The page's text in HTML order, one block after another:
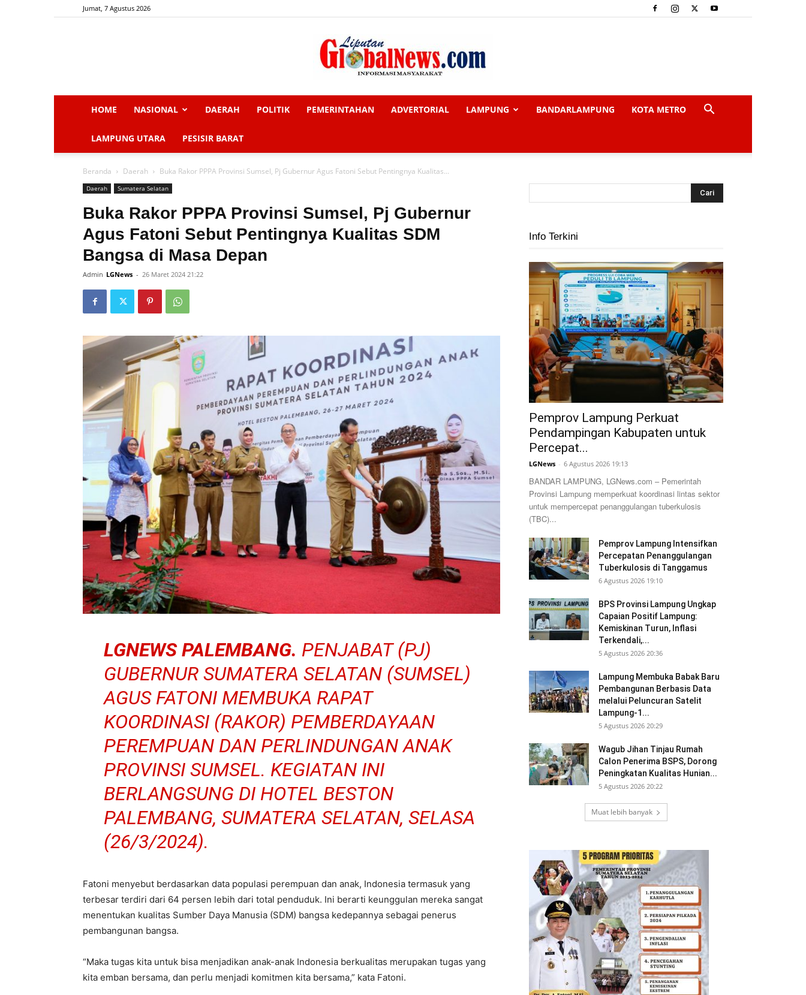
Jumat, 7 Agustus 2026
HOME NASIONAL DAERAH POLITIK PEMERINTAHAN ADVERTORIAL LAMPUNG BANDARLAMPUNG KOTA METRO
LAMPUNG UTARA PESISIR BARAT
Beranda Daerah Buka Rakor PPPA Provinsi Sumsel, Pj Gubernur Agus Fatoni Sebut Pentingnya Kualitas...
Daerah Sumatera Selatan
Buka Rakor PPPA Provinsi Sumsel, Pj Gubernur
Agus Fatoni Sebut Pentingnya Kualitas SDM
Bangsa di Masa Depan
Admin LGNews - 26 Maret 2024 21:22
LGNEWS PALEMBANG. PENJABAT (PJ)
GUBERNUR SUMATERA SELATAN (SUMSEL)
AGUS FATONI MEMBUKA RAPAT
KOORDINASI (RAKOR) PEMBERDAYAAN
PEREMPUAN DAN PERLINDUNGAN ANAK
PROVINSI SUMSEL. KEGIATAN INI
BERLANGSUNG DI HOTEL BESTON
PALEMBANG, SUMATERA SELATAN, SELASA
(26/3/2024).
Fatoni menyebut berdasarkan data populasi perempuan dan anak, Indonesia termasuk yang
terbesar terdiri dari 64 persen lebih dari total penduduk. Ini berarti keunggulan mereka sangat
menentukan kualitas Sumber Daya Manusia (SDM) bangsa kedepannya sebagai penerus
pembangunan bangsa.
“Maka tugas kita untuk bisa menjadikan anak-anak Indonesia berkualitas merupakan tugas yang
kita emban bersama, dan perlu menjadi komitmen kita bersama,” kata Fatoni.
Info Terkini
Pemprov Lampung Perkuat
Pendampingan Kabupaten untuk
Percepat...
LGNews - 6 Agustus 2026 19:13
BANDAR LAMPUNG, LGNews.com – Pemerintah
Provinsi Lampung memperkuat koordinasi lintas sektor
untuk mempercepat penanggulangan tuberkulosis
(TBC)...
Pemprov Lampung Intensifkan
Percepatan Penanggulangan
Tuberkulosis di Tanggamus
6 Agustus 2026 19:10
BPS Provinsi Lampung Ungkap
Capaian Positif Lampung:
Kemiskinan Turun, Inflasi
Terkendali,...
5 Agustus 2026 20:36
Lampung Membuka Babak Baru
Pembangunan Berbasis Data
melalui Peluncuran Satelit
Lampung-1...
5 Agustus 2026 20:29
Wagub Jihan Tinjau Rumah
Calon Penerima BSPS, Dorong
Peningkatan Kualitas Hunian...
5 Agustus 2026 20:22
Muat lebih banyak